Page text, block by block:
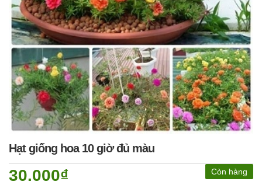
Hạt giống hoa 10 giờ đủ màu
Còn hàng
30.000₫